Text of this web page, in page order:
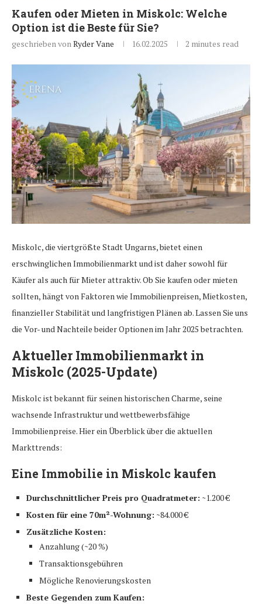
Kaufen oder Mieten in Miskolc: Welche
Option ist die Beste für Sie?
geschrieben vonRyder Vane 16.02.2025 2 minutes read
Miskolc, die viertgrößte Stadt Ungarns, bietet einen
erschwinglichen Immobilienmarkt und ist daher sowohl für
Käufer als auch für Mieter attraktiv. Ob Sie kaufen oder mieten
sollten, hängt von Faktoren wie Immobilienpreisen, Mietkosten,
finanzieller Stabilität und langfristigen Plänen ab. Lassen Sie uns
die Vor- und Nachteile beider Optionen im Jahr 2025 betrachten.
Aktueller Immobilienmarkt in
Miskolc (2025-Update)
Miskolc ist bekannt für seinen historischen Charme, seine
wachsende Infrastruktur und wettbewerbsfähige
Immobilienpreise. Hier ein Überblick über die aktuellen
Markttrends:
Eine Immobilie in Miskolc kaufen
Durchschnittlicher Preis pro Quadratmeter: ~1.200 €
Kosten für eine 70m²-Wohnung: ~84.000 €
Zusätzliche Kosten:
Anzahlung (~20 %)
Transaktionsgebühren
Mögliche Renovierungskosten
Beste Gegenden zum Kaufen: